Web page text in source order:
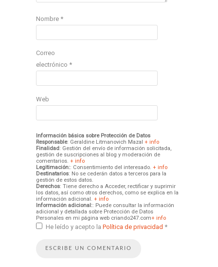
Nombre *
Correo
electrónico *
Web
Información básica sobre Protección de Datos
Responsable: Geraldine Litmanovich Mazal + info
Finalidad: Gestión del envío de información solicitada,
gestión de suscripciones al blog y moderación de
comentarios. + info
Legitimación:: Consentimiento del interesado. + info
Destinatarios: No se cederán datos a terceros para la
gestión de estos datos.
Derechos: Tiene derecho a Acceder, rectificar y suprimir
los datos, así como otros derechos, como se explica en la
información adicional. + info
Información adicional:: Puede consultar la información
adicional y detallada sobre Protección de Datos
Personales en mi página web criando247.com+ info
He leído y acepto la Política de privacidad *